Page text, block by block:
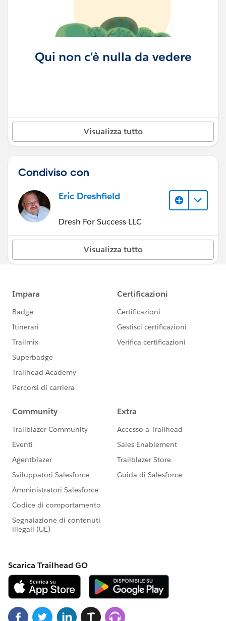
Qui non c'è nulla da vedere
Visualizza tutto
Condiviso con
Eric Dreshfield
Dresh For Success LLC
Visualizza tutto